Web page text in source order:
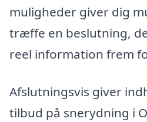
muligheder giver dig
træffe en beslutning,
reel information frem
Afslutningsvis giver
tilbud på snerydning i